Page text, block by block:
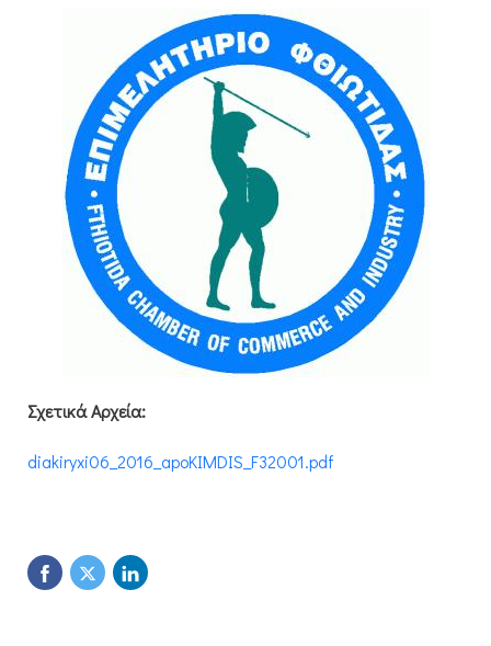
Σχετικά Αρχεία:
diakiryxi06_2016_apoKIMDIS_F32001.pdf